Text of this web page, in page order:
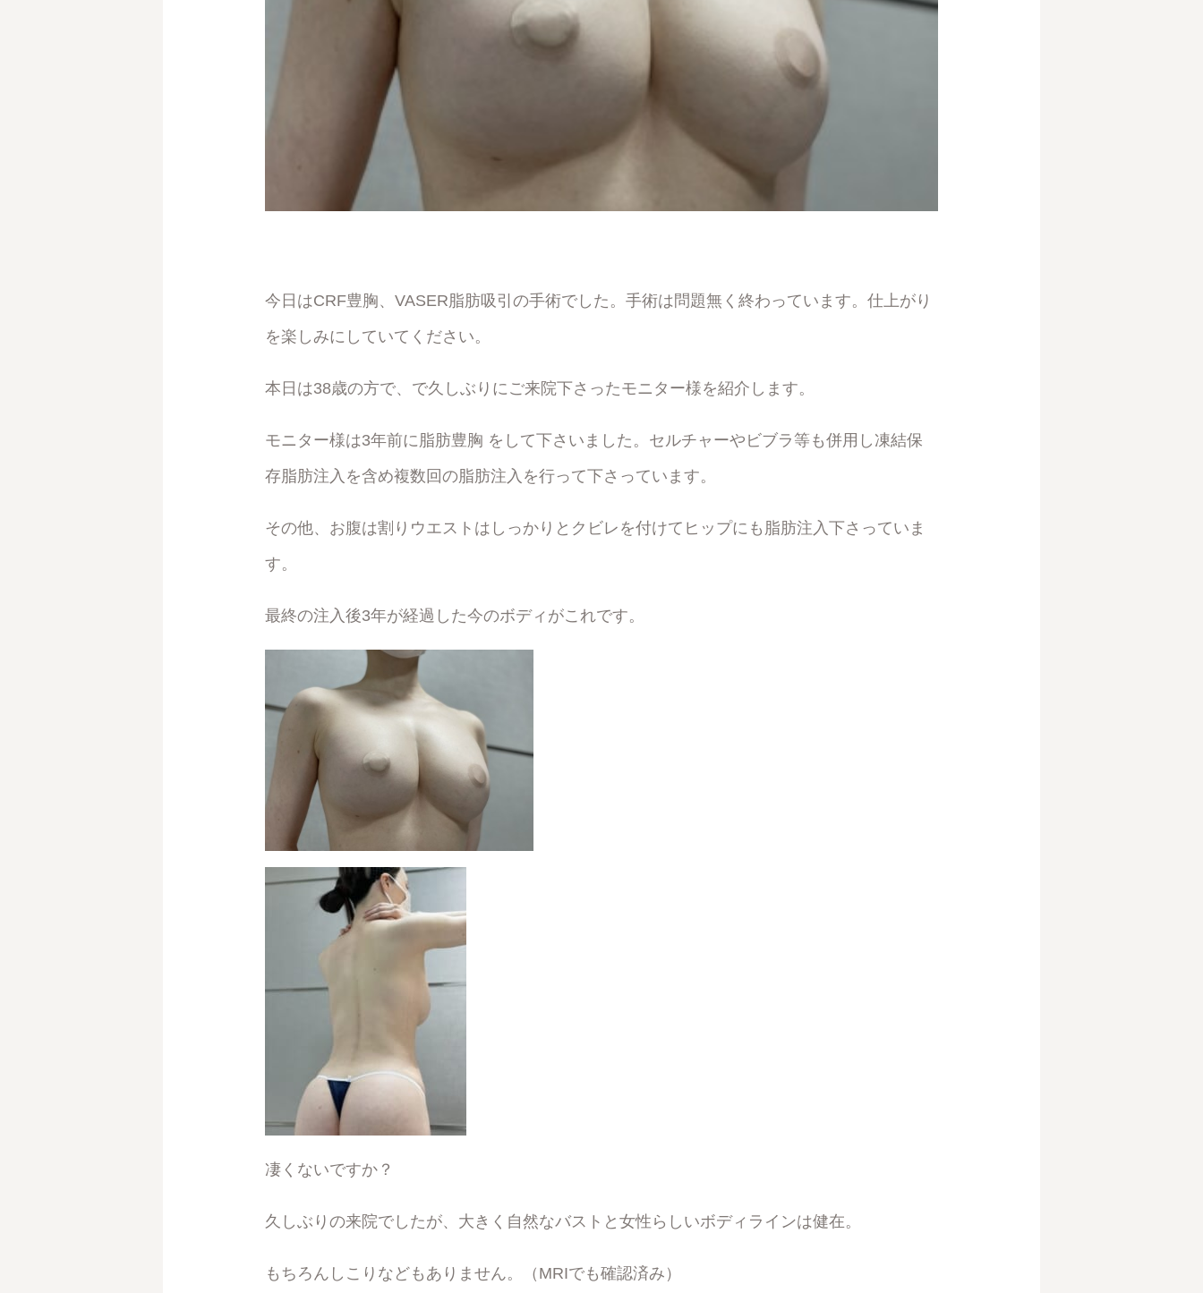
今日はCRF豊胸、VASER脂肪吸引の手術でした。手術は問題無く終わっています。仕上がり
を楽しみにしていてください。
本日は38歳の方で、で久しぶりにご来院下さったモニター様を紹介します。
モニター様は3年前に脂肪豊胸 をして下さいました。セルチャーやビブラ等も併用し凍結保
存脂肪注入を含め複数回の脂肪注入を行って下さっています。
その他、お腹は割りウエストはしっかりとクビレを付けてヒップにも脂肪注入下さっていま
す。
最終の注入後3年が経過した今のボディがこれです。
凄くないですか？
久しぶりの来院でしたが、大きく自然なバストと女性らしいボディラインは健在。
もちろんしこりなどもありません。（MRIでも確認済み）